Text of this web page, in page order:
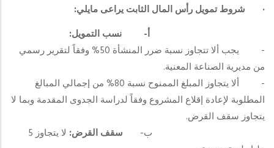
· شروط تمويل رأس المال الثابت يراعى مايلي:
أ‌- نسب التمويل:
- يجب ألا تتجاوز نسبة ضرر المنشأة 50% وفقاً لتقرير رسمي
من مديرية الصناعة المعنية.
- ألا يتجاوز المبلغ الممنوح نسبة 80% من إجمالي المبالغ
المطلوبة لإعادة إقلاع المشروع وفقاً لدراسة الجدوى المقدمة وبما لا
يتجاوز سقف القرض.
ب‌- سقف القرض:
لا يتجاوز 5